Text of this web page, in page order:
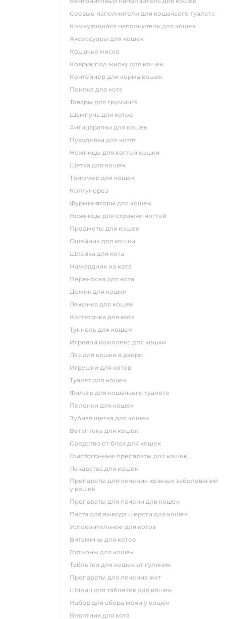
соевые наполнители для кошачьего туалета
комкующийся наполнитель для кошек
аксессуары для кошек
кошачья миска
коврик под миску для кошек
контейнер для корма кошек
поилка для кота
товары для груминга
шампунь для котов
антицарапки для кошек
пуходерка для котят
ножницы для когтей кошки
щетка для кошек
триммер для кошек
колтунорез
фурминаторы для кошек
ножницы для стрижки ногтей
предметы для кошек
ошейник для кошки
шлейка для кота
намордник на кота
переноска для кота
домик для кошки
лежанка для кошек
когтеточка для кота
туннель для кошек
игровой комплекс для кошки
лаз для кошки в двери
игрушки для котов
туалет для кошек
фильтр для кошачьего туалета
пеленки для кошек
зубная щетка для кошек
ветаптека для кошек
средство от блох для кошек
глистогонные препараты для кошек
лекарства для кошек
препараты для лечения кожных заболеваний
у кошек
препараты для печени для кошек
паста для вывода шерсти для кошек
успокоительное для котов
витамины для котов
гормоны для кошек
таблетки для кошек от гуляния
препараты для лечения жкт
шприц для таблеток для кошек
набор для сбора мочи у кошек
воротник для кота